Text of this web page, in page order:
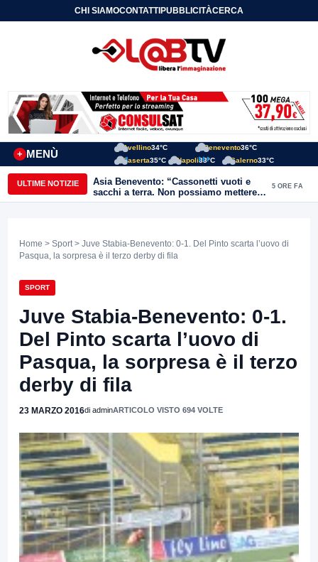
CHI SIAMOCONTATTIPUBBLICITÀCERCA
MENÙ
+
Avellino34°C Benevento36°C
Caserta35°C Napoli33°C Salerno33°C
ULTIME NOTIZIE
Asia Benevento: “Cassonetti vuoti e
sacchi a terra. Non possiamo mettere
una toppa alla mancanza di rispetto”
5 ORE FA
Home > Sport > Juve Stabia-Benevento: 0-1. Del Pinto scarta l’uovo di
Pasqua, la sorpresa è il terzo derby di fila
SPORT
Juve Stabia-Benevento: 0-1.
Del Pinto scarta l’uovo di
Pasqua, la sorpresa è il terzo
derby di fila
23 MARZO 2016di adminARTICOLO VISTO 694 VOLTE